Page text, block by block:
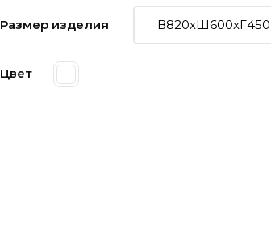
Размер изделия
Цвет